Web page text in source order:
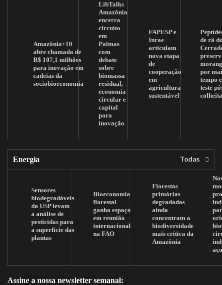
Amazônia+10
abre chamada de
R$ 107,1 milhões
para inovação em
cadeias da
sociobioeconomia
LibTalks
Amazônia
encerra
circuito
em
Palmas
com
debate
sobre
biomassa
residual,
economia
circular e
capital
para
inovação
FAPESP e
Inrae
articulam
nova etapa
de
cooperação
em
agricultura
sustentável
de rã
por
tempo
teste
Energia Todas
Sensores
biodegradáveis
da USP levam
a análise de
pesticidas para
a superfície das
plantas
Bioeconomia
florestal
ganha espaço
em reunião
internacional
na FAO
Florestas
primárias
degradadas
ainda
concentram a
biodiversidade
mais crítica da
Amazônia
Assine a nossa newsletter semanal: